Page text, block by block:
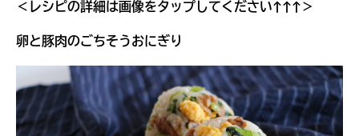
＜レシピの詳細は画像をタップしてください↑↑↑＞
卵と豚肉のごちそうおにぎり